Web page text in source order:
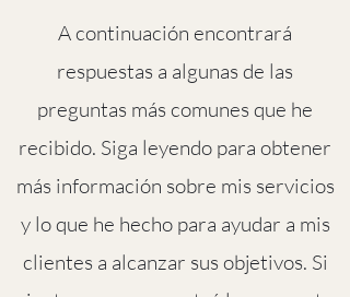
A continuación encontrará
respuestas a algunas de las
preguntas más comunes que he
recibido. Siga leyendo para obtener
más información sobre mis servicios
y lo que he hecho para ayudar a mis
clientes a alcanzar sus objetivos. Si